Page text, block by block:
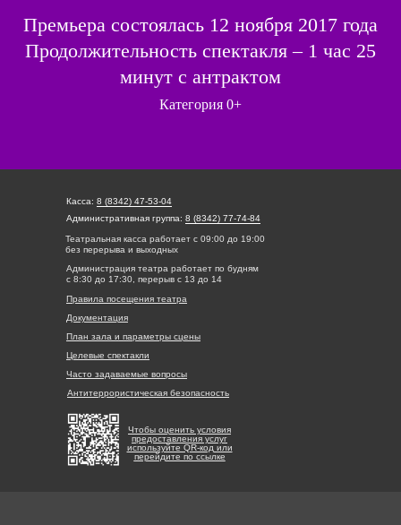
Премьера состоялась 12 ноября 2017 года
Продолжительность спектакля – 1 час 25
минут с антрактом
Категория 0+
Касса: 8 (8342) 47-53-04
Административная группа: 8 (8342) 77-74-84
Документация
Правила посещения театра
Театральная касса работает с 09:00 до 19:00
без перерыва и выходных
Администрация театра работает по будням
с 8:30 до 17:30, перерыв с 13 до 14
План зала и параметры сцены
Целевые спектакли
Часто задаваемые вопросы
Антитеррористическая безопасность
Чтобы оценить условия
предоставления услуг
используйте QR-код или
перейдите по ссылке